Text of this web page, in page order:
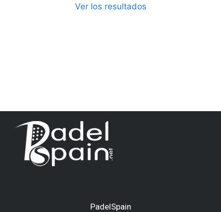
Ver los resultados
PadelSpain